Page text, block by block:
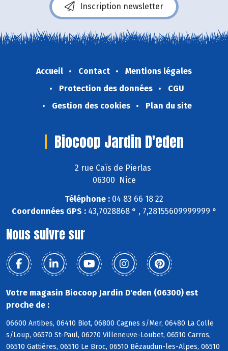
Inscription newsletter
Accueil Contact
Mentions légales
Protection des données
CGU
Gestion des cookies
Plan du site
Biocoop Jardin D'eden
2 rue Caïs de Pierlas
06300 Nice
Téléphone : 04 83 66 18 22
Coordonnées GPS :43,7028868 ° , 7,28155609999999 °
Nous suivre sur
Votre magasin Biocoop Jardin D'eden (06300) est
proche de :
06600 Antibes, 06410 Biot, 06800 Cagnes s/Mer, 06480 La Colle
s/Loup, 06570 St-Paul, 06270 Villeneuve-Loubet, 06510 Carros,
06510 Gattières, 06510 Le Broc, 06510 Bézaudun-les-Alpes, 06510